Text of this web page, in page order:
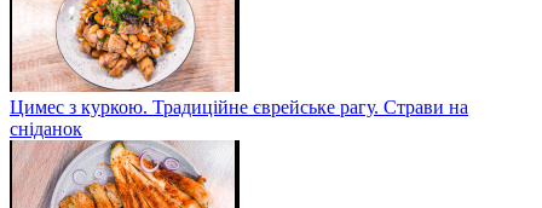
Цимес з куркою. Традиційне єврейське рагу. Страви на
сніданок